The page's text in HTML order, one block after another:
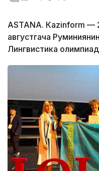
ASTANА. Кazinform —
августгача
Лингвистика